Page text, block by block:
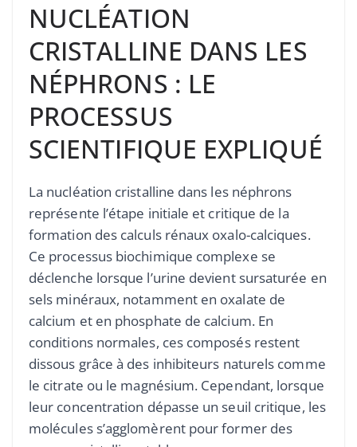
NUCLÉATION
CRISTALLINE DANS LES
NÉPHRONS : LE
PROCESSUS
SCIENTIFIQUE EXPLIQUÉ
La nucléation cristalline dans les néphrons
représente l’étape initiale et critique de la
formation des calculs rénaux oxalo-calciques.
Ce processus biochimique complexe se
déclenche lorsque l’urine devient sursaturée en
sels minéraux, notamment en oxalate de
calcium et en phosphate de calcium. En
conditions normales, ces composés restent
dissous grâce à des inhibiteurs naturels comme
le citrate ou le magnésium. Cependant, lorsque
leur concentration dépasse un seuil critique, les
molécules s’agglomèrent pour former des